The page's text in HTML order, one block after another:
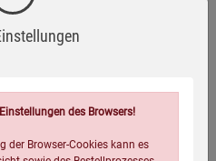
verüben. Das Land Israel wird
werden: »Wer die zerstörten
des Browsers!
der Browser-Cookies kann es